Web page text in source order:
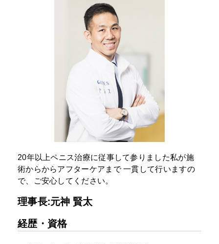
20年以上ペニス治療に従事して参りました私が施
術からからアフターケアまで一貫して行いますの
で、ご安心してください。
理事長:元神 賢太
経歴・資格